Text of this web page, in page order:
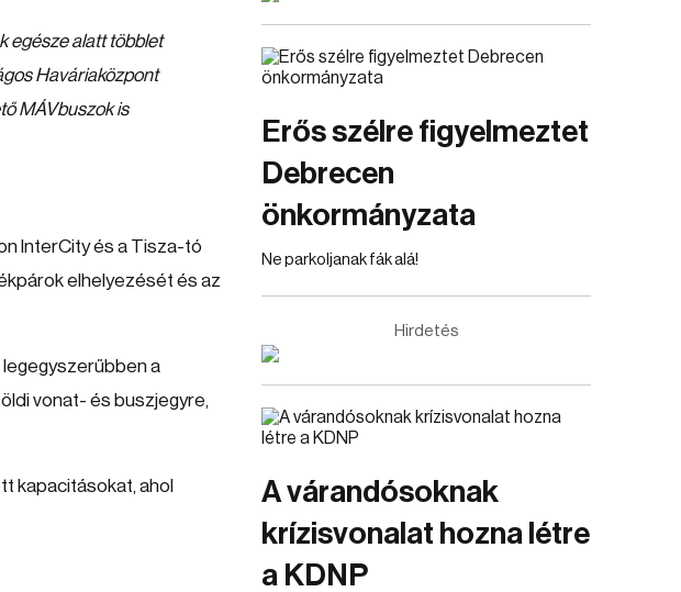
egésze alatt többlet
Haváriaközpont
MÁVbuszok is
InterCity és a Tisza-tó
elhelyezését és az
legegyszerűbben a
vonat- és buszjegyre,
kapacitásokat, ahol
Erős szélre figyelmeztet
Debrecen
önkormányzata
Ne parkoljanak fák alá!
Hirdetés
A várandósoknak
krízisvonalat hozna létre
a KDNP